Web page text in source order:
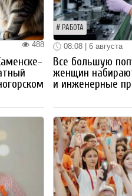
488
РАБОТА
08:08 | 6 августа
Все большую
женщин
и инженерные